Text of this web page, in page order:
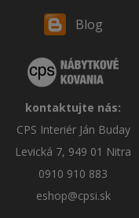
Blog
kontaktujte nás:
CPS Interiér Ján Buday
Levická 7, 949 01 Nitra
0910 910 883
eshop@cpsi.sk